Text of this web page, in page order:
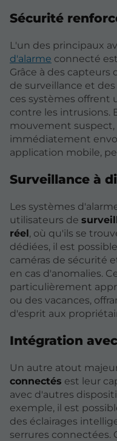
Sécurité
L'un des principaux
d'alarme connecté
Grâce à des
de surveillance et
ces systèmes
contre les intrusions.
mouvement suspect,
immédiatement
application mobile,
Surveillance à
Les systèmes
utilisateurs de
réel, où qu'ils se
dédiées, il est
caméras de sécurité
en cas d'anomalies.
particulièrement
ou des vacances,
d'esprit aux
Intégration
Un autre atout
connectés est leur
avec d'autres
exemple, il est
des éclairages
serrures